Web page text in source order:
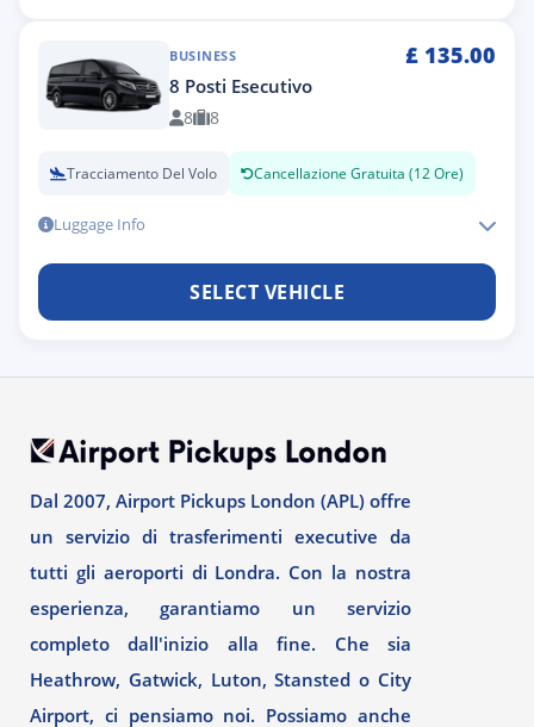
BUSINESS £ 135.00
8 Posti Esecutivo
8 8
Tracciamento Del Volo Cancellazione Gratuita (12 Ore)
Luggage Info
SELECT VEHICLE
Dal 2007, Airport Pickups London (APL) offre
un servizio di trasferimenti executive da
tutti gli aeroporti di Londra. Con la nostra
esperienza, garantiamo un servizio
completo dall'inizio alla fine. Che sia
Heathrow, Gatwick, Luton, Stansted o City
Airport, ci pensiamo noi. Possiamo anche